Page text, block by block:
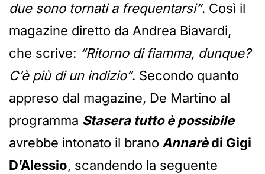
due sono tornati a frequentarsi”. Così il
magazine diretto da Andrea Biavardi,
che scrive: “Ritorno di fiamma, dunque?
C’è più di un indizio”. Secondo quanto
appreso dal magazine, De Martino al
programma Stasera tutto è possibile
avrebbe intonato il brano Annarèdi Gigi
D’Alessio, scandendo la seguente